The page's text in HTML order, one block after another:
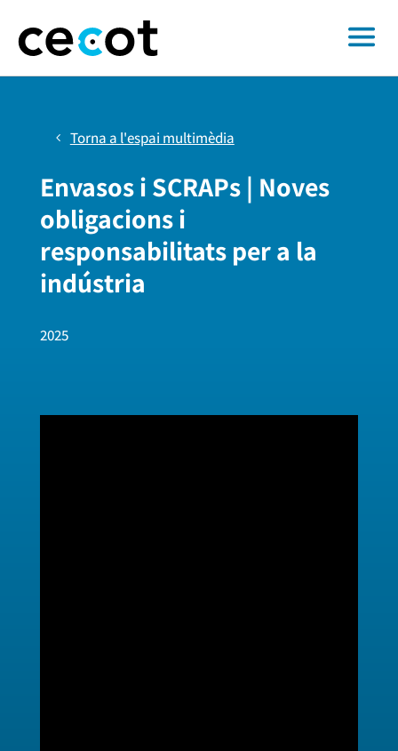
Torna a l'espai multimèdia
Envasos i SCRAPs | Noves
obligacions i
responsabilitats per a la
indústria
2025